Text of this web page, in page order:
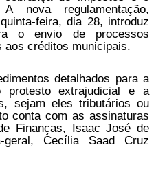
nova regulamentação,
feira, dia 28, introduz
o envio de processos
aos créditos municipais.
detalhados para a
protesto extrajudicial e a
sejam eles tributários ou
conta com as assinaturas
Finanças, Isaac José de
geral, Cecília Saad Cruz